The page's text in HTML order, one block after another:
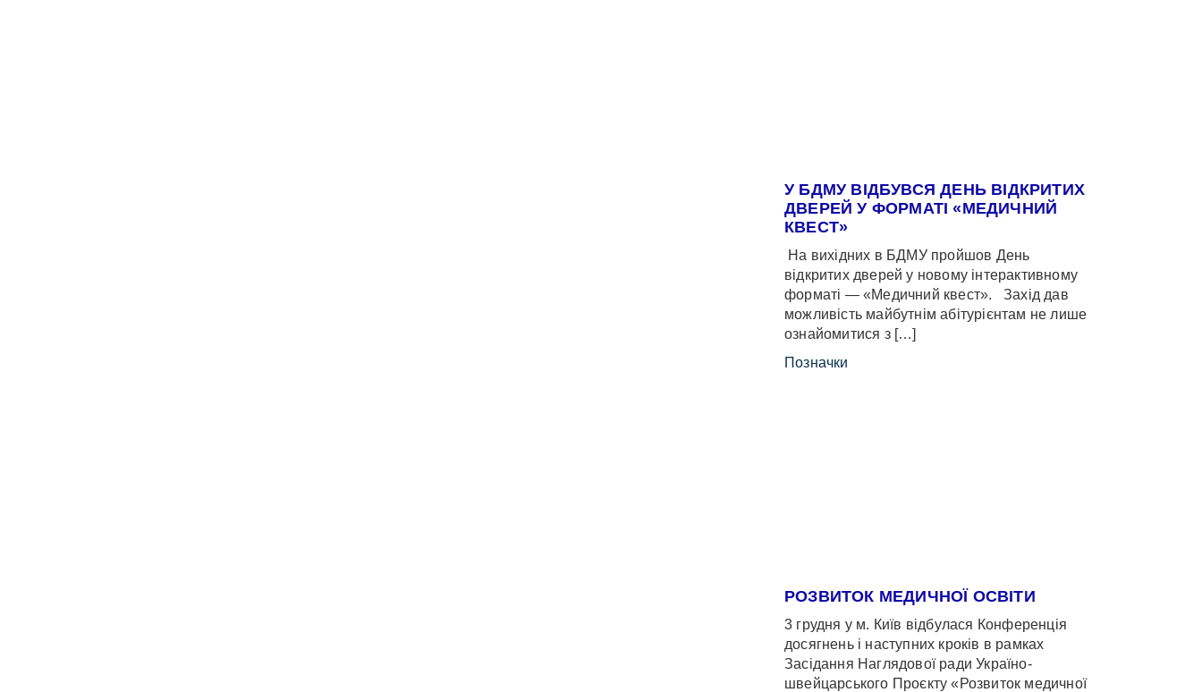
У БДМУ ВІДБУВСЯ ДЕНЬ ВІДКРИТИХ
ДВЕРЕЙ У ФОРМАТІ «МЕДИЧНИЙ
КВЕСТ»
На вихідних в БДМУ пройшов День
відкритих дверей у новому інтерактивному
форматі — «Медичний квест». Захід дав
можливість майбутнім абітурієнтам не лише
ознайомитися з […]
Позначки
РОЗВИТОК МЕДИЧНОЇ ОСВІТИ
3 грудня у м. Київ відбулася Конференція
досягнень і наступних кроків в рамках
Засідання Наглядової ради Україно-
швейцарського Проєкту «Розвиток медичної